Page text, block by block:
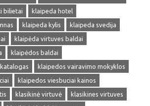
bilietai
klaipeda hotel
klaipeda kylis
klaipeda svedija
klaipėda virtuves baldai
klaipėdos baldai
klaipedos vairavimo mokyklos
klaipedos viesbuciai kainos
klasikinė virtuvė
klasikines virtuves